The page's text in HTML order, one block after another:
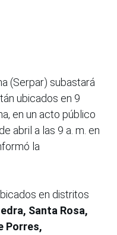
(Serpar) subastará
ubicados en 9
en un acto público
abril a las 9 a. m. en
la
en distritos
Santa Rosa,
Porres,